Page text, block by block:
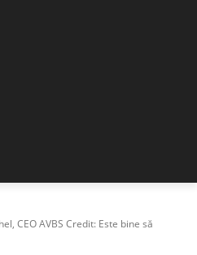
CEO AVBS Credit: Este bine să